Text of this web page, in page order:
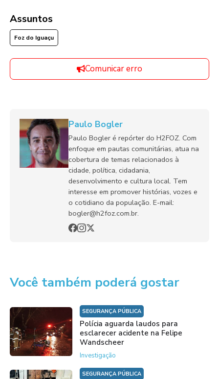
Assuntos
Foz do Iguaçu
Comunicar erro
Paulo Bogler
Paulo Bogler é repórter do H2FOZ. Com
enfoque em pautas comunitárias, atua na
cobertura de temas relacionados à
cidade, política, cidadania,
desenvolvimento e cultura local. Tem
interesse em promover histórias, vozes e
o cotidiano da população. E-mail:
bogler@h2foz.com.br.
Você também poderá gostar
SEGURANÇA PÚBLICA
Polícia aguarda laudos para
esclarecer acidente na Felipe
Wandscheer
Investigação
SEGURANÇA PÚBLICA